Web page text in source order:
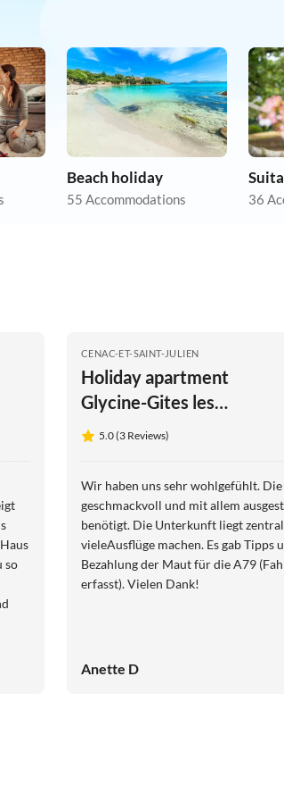
Beach holiday
55 Accommodations 36
so
CENAC-ET-SAINT-JULIEN
Holiday apartment
Glycine-Gites les
Tourniers
5.0 (3 Reviews)
Wir haben uns sehr wohlgefühlt.
geschmackvoll und mit allem
benötigt. Die Unterkunft liegt
vieleAusflüge machen. Es gab Tipps
Bezahlung der Maut für die A79
erfasst). Vielen Dank!
Anette D